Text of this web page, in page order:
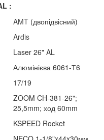
:
AMT (двопідвісний)
Ardis
Laser 26" AL
Алюмінієва 6061-Т6
17/19
ZOOM CH-381-26";
25,5mm; ход 60mm
KSPEED Rocket